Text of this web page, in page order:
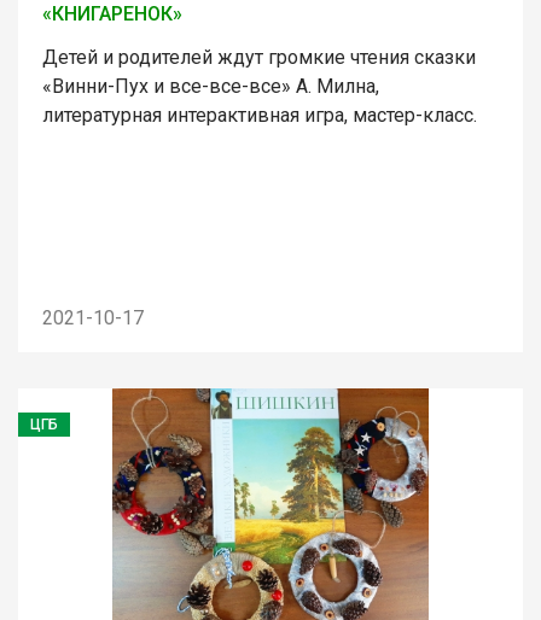
«КНИГАРЕНОК»
Детей и родителей ждут громкие чтения сказки
«Винни-Пух и все-все-все» А. Милна,
литературная интерактивная игра, мастер-класс.
2021-10-17
ЦГБ